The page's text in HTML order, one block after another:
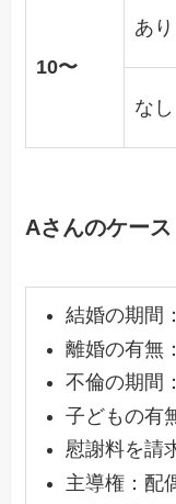
10〜
あり
なし
Aさんのケース
結婚の期間
離婚の有無
不倫の期間
子どもの有
慰謝料を請
主導権：配